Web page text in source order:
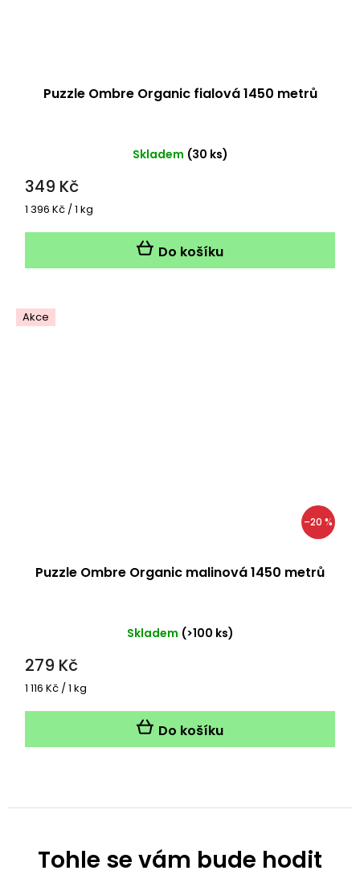
Puzzle Ombre Organic fialová 1450 metrů
Skladem (30 ks)
349 Kč
Měrná
1 396 Kč / 1 kg
Do košíku
Akce
–20 %
Puzzle Ombre Organic malinová 1450 metrů
Skladem (>100 ks)
279 Kč
Měrná
1 116 Kč / 1 kg
Do košíku